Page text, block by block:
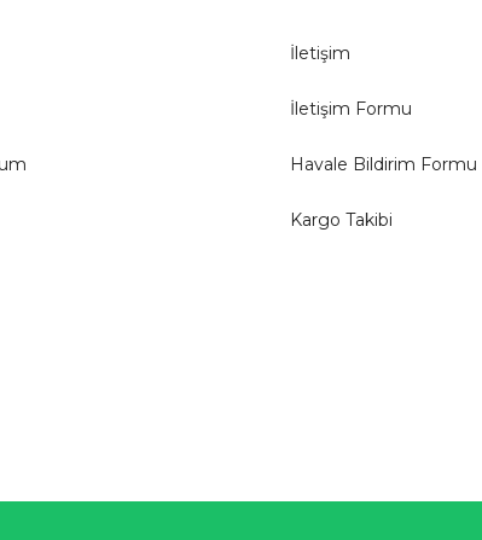
İletişim
İletişim Formu
Havale Bildirim Formu
Kargo Takibi